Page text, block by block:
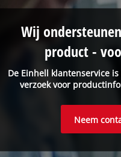
De Einhell klantenservice
verzoek voor
Wij
product -
Neem